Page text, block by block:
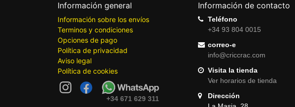
Información general
Información sobre los envíos
Terminos y condiciones
Opciones de pago
Política de privacidad
Aviso legal
Política de cookies
+34 671 629 311
Información de contacto
Teléfono
+34 93 804 0015
correo-e
info@criccrac.com
Visita la tienda
Ver horarios de tienda
Dirección